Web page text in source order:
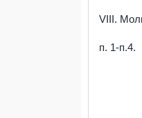
VIII.
п. 1-п.4.